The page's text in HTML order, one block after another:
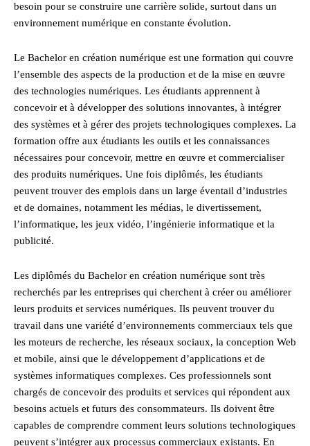
besoin pour se construire une carrière solide, surtout dans un
environnement numérique en constante évolution.
Le Bachelor en création numérique est une formation qui couvre
l’ensemble des aspects de la production et de la mise en œuvre
des technologies numériques. Les étudiants apprennent à
concevoir et à développer des solutions innovantes, à intégrer
des systèmes et à gérer des projets technologiques complexes. La
formation offre aux étudiants les outils et les connaissances
nécessaires pour concevoir, mettre en œuvre et commercialiser
des produits numériques. Une fois diplômés, les étudiants
peuvent trouver des emplois dans un large éventail d’industries
et de domaines, notamment les médias, le divertissement,
l’informatique, les jeux vidéo, l’ingénierie informatique et la
publicité.
Les diplômés du Bachelor en création numérique sont très
recherchés par les entreprises qui cherchent à créer ou améliorer
leurs produits et services numériques. Ils peuvent trouver du
travail dans une variété d’environnements commerciaux tels que
les moteurs de recherche, les réseaux sociaux, la conception Web
et mobile, ainsi que le développement d’applications et de
systèmes informatiques complexes. Ces professionnels sont
chargés de concevoir des produits et services qui répondent aux
besoins actuels et futurs des consommateurs. Ils doivent être
capables de comprendre comment leurs solutions technologiques
peuvent s’intégrer aux processus commerciaux existants. En